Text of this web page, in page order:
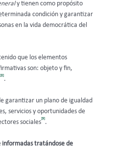
y tienen como propósito
condición y garantizar
en la vida democrática del
que los elementos
son: objeto y fin,
[8]
.
garantizar un plano de igualdad
servicios y oportunidades de
sociales
[9]
.
informadas tratándose de